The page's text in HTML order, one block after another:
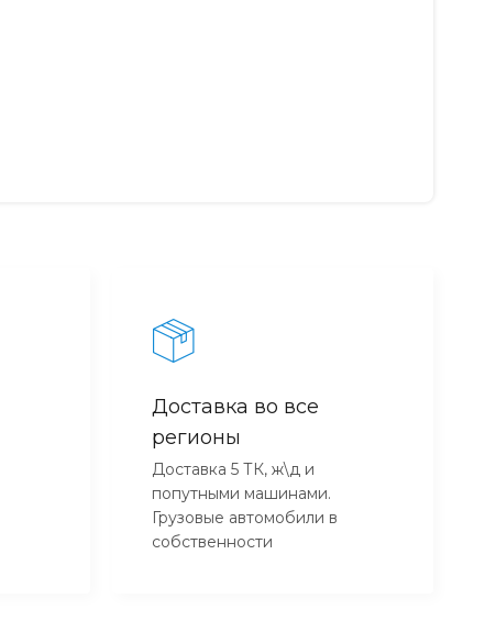
Доставка во все
регионы
Доставка 5 ТК, ж\д и
попутными машинами.
Грузовые автомобили в
собственности